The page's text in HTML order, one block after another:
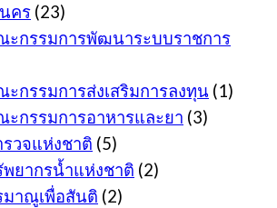
คร (23)
ะกรรมการพัฒนาระบบราชการ
กรรมการส่งเสริมการลงทุน (1)
กรรมการอาหารและยา (3)
วจแห่งชาติ (5)
ยากรน้ำแห่งชาติ (2)
มาณูเพื่อสันติ (2)